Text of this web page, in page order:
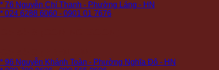
* 76 Nguyễn Chí Thanh - Phường Láng - HN
* 024 6288 6060 - 0901 01 7676
* 96 Nguyễn Khánh Toàn - Phường Nghĩa Đô - HN